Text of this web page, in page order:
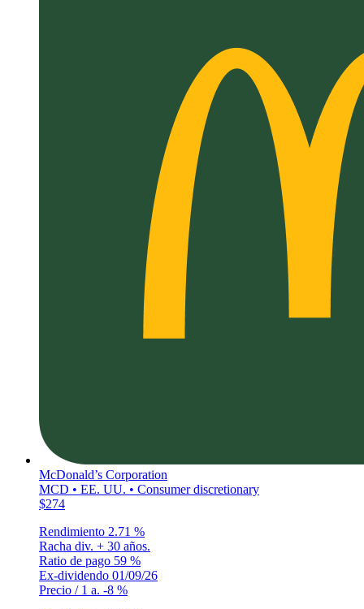
McDonald’s Corporation
MCD • EE. UU. • Consumer discretionary
$274
Rendimiento 2.71 %
Racha div. + 30 años.
Ratio de pago 59 %
Ex-dividendo 01/09/26
Precio / 1 a. -8 %